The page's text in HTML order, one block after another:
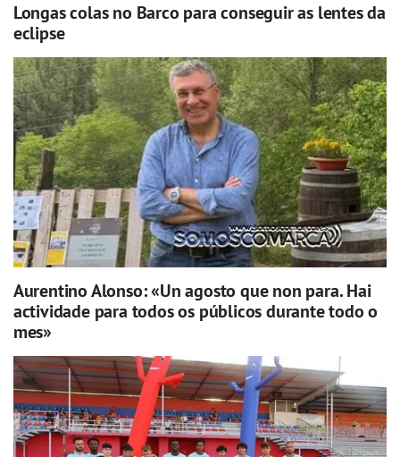
Longas colas no Barco para conseguir as lentes da
eclipse
Aurentino Alonso: «Un agosto que non para. Hai
actividade para todos os públicos durante todo o
mes»